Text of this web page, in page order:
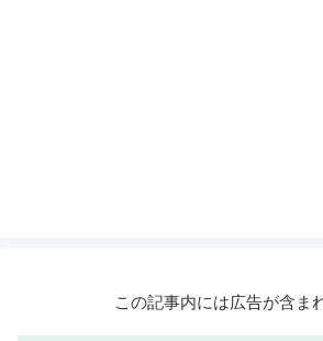
この記事内には広告が含ま